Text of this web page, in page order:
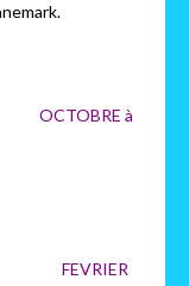
France
OCTOBRE à
FEVRIER